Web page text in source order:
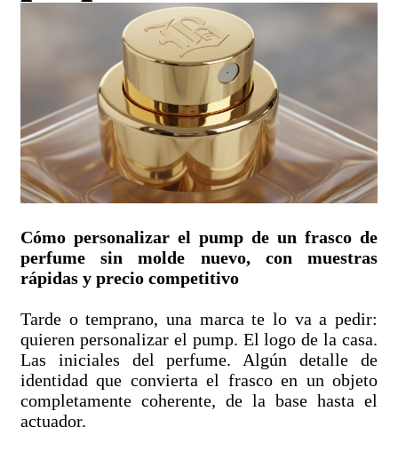
Cómo personalizar el pump de un frasco de
perfume sin molde nuevo, con muestras
rápidas y precio competitivo
Tarde o temprano, una marca te lo va a pedir:
quieren personalizar el pump. El logo de la casa.
Las iniciales del perfume. Algún detalle de
identidad que convierta el frasco en un objeto
completamente coherente, de la base hasta el
actuador.